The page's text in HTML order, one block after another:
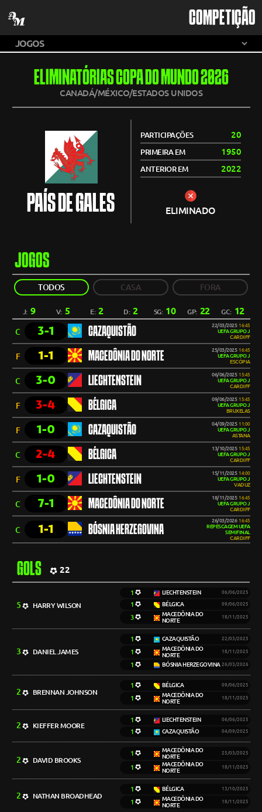
COMPETIÇÃO
ELIMINATÓRIAS COPA DO MUNDO 2026
CANADÁ/MÉXICO/ESTADOS UNIDOS
PAÍS DE GALES
PARTICIPAÇÕES 20
PRIMEIRA EM 1950
ANTERIOR EM 2022
ELIMINADO
JOGOS
TODOS CASA FORA
J: 9 V: 5 E:2 D:2 SG: 10 GP: 22 GC: 12
C 3-1 CAZAQUISTÃO 22/03/2025 16:45
UEFA GRUPO J
CARDIFF
F 1-1 MACEDÔNIA DO NORTE 25/03/2025 16:45
UEFA GRUPO J
ESCÓPIA
C 3-0 LIECHTENSTEIN 06/06/2025 15:45
UEFA GRUPO J
CARDIFF
F 3-4 BÉLGICA 09/06/2025 15:45
UEFA GRUPO J
BRUXELAS
F 1-0 CAZAQUISTÃO 04/09/2025 11:00
UEFA GRUPO J
ASTANA
C 2-4 BÉLGICA 13/10/2025 15:45
UEFA GRUPO J
CARDIFF
F 1-0 LIECHTENSTEIN 15/11/2025 14:00
UEFA GRUPO J
VADUZ
C 7-1 MACEDÔNIA DO NORTE 18/11/2025 16:45
UEFA GRUPO J
CARDIFF
C 1-1 BÓSNIA HERZEGOVINA
26/03/2026 16:45
REPESCAGEM UEFA
SEMIFINAL
CARDIFF
GOLS 22
5 HARRY WILSON
1 LIECHTENSTEIN 06/06/2025
1 BÉLGICA 09/06/2025
3
MACEDÔNIA DO
NORTE
18/11/2025
3 DANIEL JAMES
1 CAZAQUISTÃO 22/03/2025
1
MACEDÔNIA DO
NORTE
18/11/2025
1 BÓSNIA HERZEGOVINA 26/03/2026
2 BRENNAN JOHNSON
1 BÉLGICA 09/06/2025
1
MACEDÔNIA DO
NORTE
18/11/2025
2 KIEFFER MOORE
1 LIECHTENSTEIN 06/06/2025
1 CAZAQUISTÃO 04/09/2025
2 DAVID BROOKS
1
MACEDÔNIA DO
NORTE
25/03/2025
1
MACEDÔNIA DO
NORTE
18/11/2025
2 NATHAN BROADHEAD
1 BÉLGICA 13/10/2025
1
MACEDÔNIA DO
NORTE
18/11/2025